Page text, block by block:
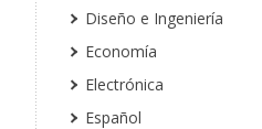
Diseño e Ingeniería
Economía
Electrónica
Español